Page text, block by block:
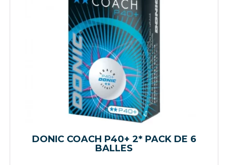
DONIC COACH P40+ 2* PACK DE 6
BALLES